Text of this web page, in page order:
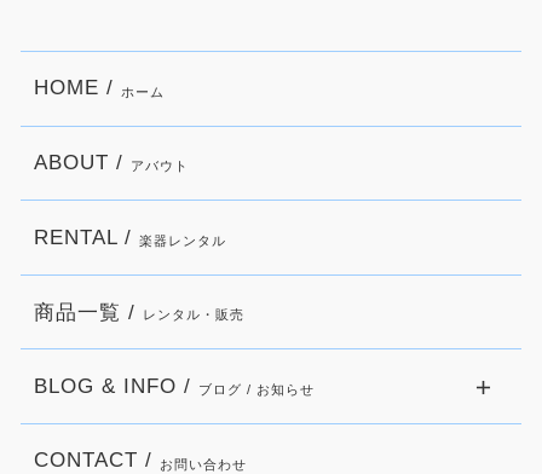
HOME / ホーム
ABOUT / アバウト
RENTAL / 楽器レンタル
商品一覧 / レンタル・販売
BLOG & INFO / ブログ / お知らせ
CONTACT / お問い合わせ